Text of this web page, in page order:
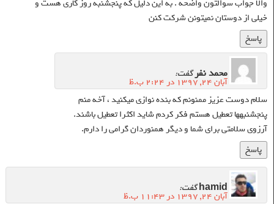
والا جواب سوالتون واضحه . به این دلیل که پنجشنبه روز کاری هست و
خیلی از دوستان نمیتونن شرکت کنن
پاسخ
محمد نفر گفت:
آبان ۲۴, ۱۳۹۷ در ۲:۲۴ ب.ظ
سلام دوست عزیز ممنونم که بنده نوازی میکنید ، آخه منم‌
پنجشنبهها تعطیل هستم فکر کردم شاید اکثرا تعطیل باشند.
آرزوی سلامتی برای شما و دیگر همنوردان گرامی را دارم.
پاسخ
hamidگفت:
آبان ۲۴, ۱۳۹۷ در ۱۱:۴۳ ب.ظ